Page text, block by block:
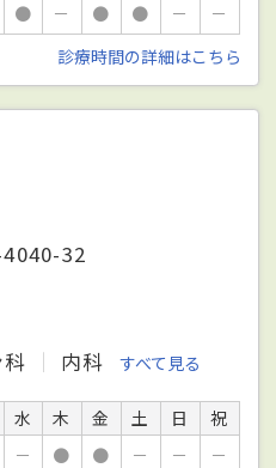
● － ● ● －
－
診療時間の詳細はこちら
32
内科 すべて見る
水 木 金 土 日
祝
－ ● ● － －
－